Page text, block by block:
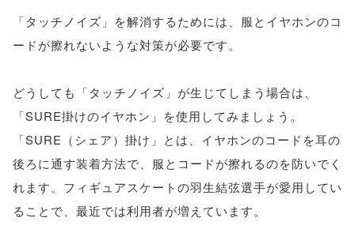
「タッチノイズ」を解消するためには、服とイヤホンのコ
ードが擦れないような対策が必要です。
どうしても「タッチノイズ」が生じてしまう場合は、
「SURE掛けのイヤホン」を使用してみましょう。
「SURE（シェア）掛け」とは、イヤホンのコードを耳の
後ろに通す装着方法で、服とコードが擦れるのを防いでく
れます。フィギュアスケートの羽生結弦選手が愛用してい
ることで、最近では利用者が増えています。